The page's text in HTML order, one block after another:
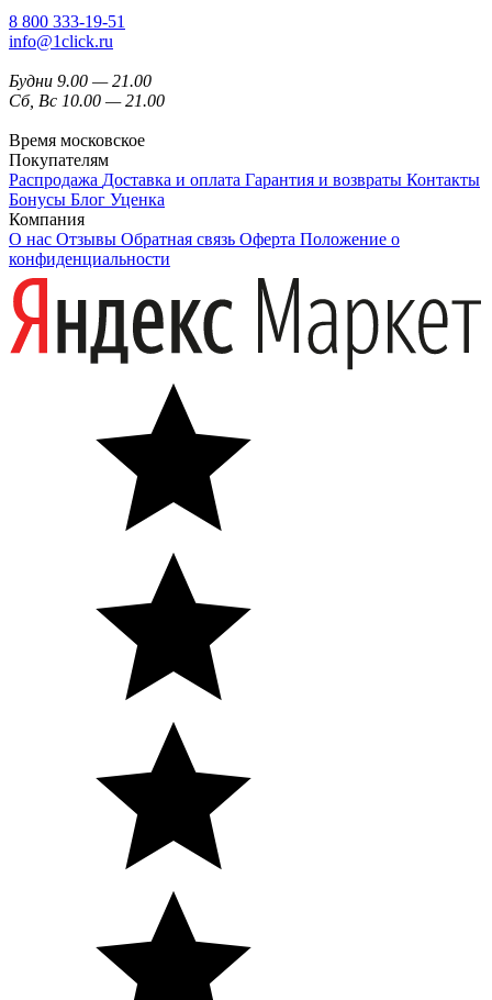
8 800 333-19-51
info@1click.ru
Будни 9.00 — 21.00
Сб, Вс 10.00 — 21.00
Время московское
Покупателям
Распродажа Доставка и оплата Гарантия и возвраты Контакты
Бонусы Блог Уценка
Компания
О нас Отзывы Обратная связь Оферта Положение о
конфиденциальности